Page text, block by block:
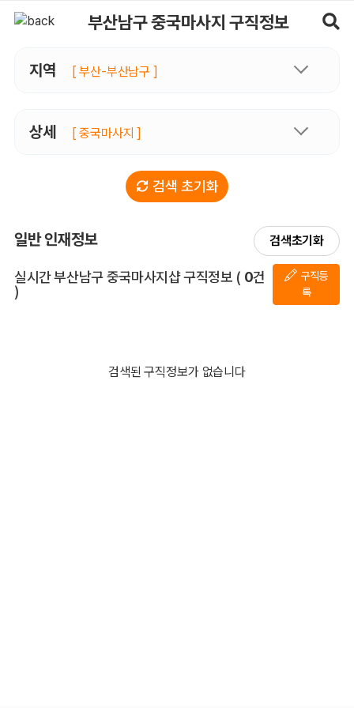
부산남구 중국마사지 구직정보
지역 [ 부산-부산남구 ]
상세 [ 중국마사지 ]
검색 초기화
일반 인재정보 검색초기화
실시간 부산남구 중국마사지샵 구직정보 전체 목록
( 0건
)
구직등
록
검색된 구직정보가 없습니다